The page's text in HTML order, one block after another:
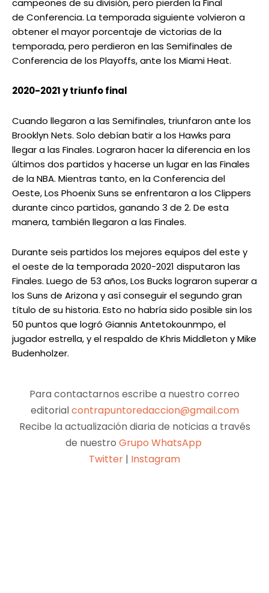
campeones de su división, pero pierden la Final
de Conferencia. La temporada siguiente volvieron a
obtener el mayor porcentaje de victorias de la
temporada, pero perdieron en las Semifinales de
Conferencia de los Playoffs, ante los Miami Heat.
2020-2021 y triunfo final
Cuando llegaron a las Semifinales, triunfaron ante los
Brooklyn Nets. Solo debían batir a los Hawks para
llegar a las Finales. Lograron hacer la diferencia en los
últimos dos partidos y hacerse un lugar en las Finales
de la NBA. Mientras tanto, en la Conferencia del
Oeste, Los Phoenix Suns se enfrentaron a los Clippers
durante cinco partidos, ganando 3 de 2. De esta
manera, también llegaron a las Finales.
Durante seis partidos los mejores equipos del este y
el oeste de la temporada 2020-2021 disputaron las
Finales. Luego de 53 años, Los Bucks lograron superar a
los Suns de Arizona y así conseguir el segundo gran
título de su historia. Esto no habría sido posible sin los
50 puntos que logró Giannis Antetokounmpo, el
jugador estrella, y el respaldo de Khris Middleton y Mike
Budenholzer.
Para contactarnos escribe a nuestro correo
editorialcontrapuntoredaccion@gmail.com
Recibe la actualización diaria de noticias a través
de nuestro Grupo WhatsApp
Twitter | Instagram